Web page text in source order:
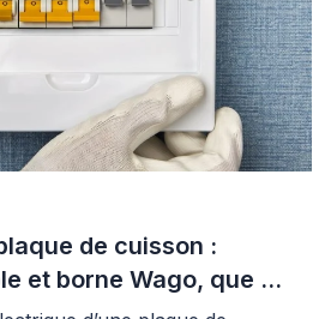
de cuisson :
et borne Wago, que dit